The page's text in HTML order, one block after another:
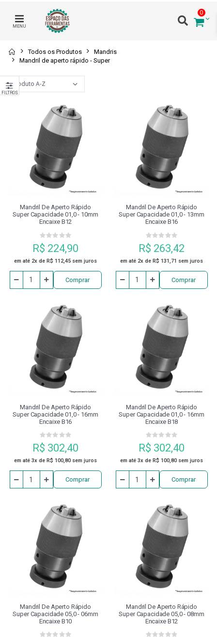
MENU
0
Todos os Produtos
Mandris
Mandril de aperto rápido - Super
Mandril De Aperto Rápido
Super Capacidade 01,0 - 10mm
Encaixe B12
R$ 224,90
em até 2x de R$ 112,45 sem juros
Comprar
Mandril De Aperto Rápido
Super Capacidade 01,0 - 13mm
Encaixe B16
R$ 263,42
em até 2x de R$ 131,71 sem juros
Comprar
Mandril De Aperto Rápido
Super Capacidade 01,0 - 16mm
Encaixe B16
R$ 302,40
em até 3x de R$ 100,80 sem juros
Comprar
Mandril De Aperto Rápido
Super Capacidade 01,0 - 16mm
Encaixe B18
R$ 302,40
em até 3x de R$ 100,80 sem juros
Comprar
Mandril De Aperto Rápido
Super Capacidade 05,0 - 06mm
Encaixe B10
Mandril De Aperto Rápido
Super Capacidade 05,0 - 08mm
Encaixe B12
FILTROS